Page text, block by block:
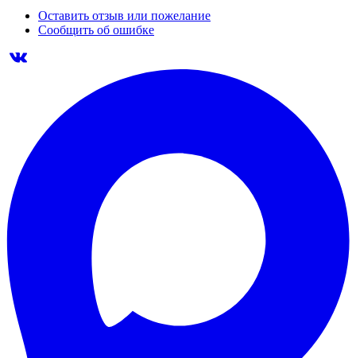
Оставить отзыв или пожелание
Сообщить об ошибке